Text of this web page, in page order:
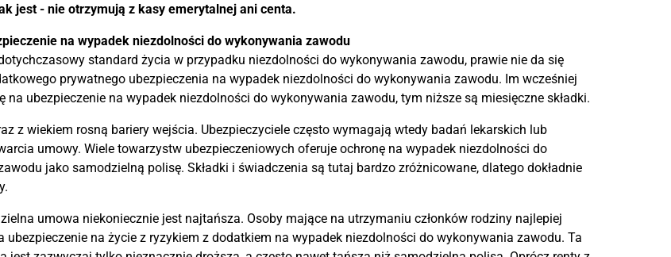
jest - nie otrzymują z kasy emerytalnej ani centa.
na wypadek niezdolności do wykonywania zawodu
standard życia w przypadku niezdolności do wykonywania zawodu, prawie nie da się
prywatnego ubezpieczenia na wypadek niezdolności do wykonywania zawodu. Im wcześniej
na ubezpieczenie na wypadek niezdolności do wykonywania zawodu, tym niższe są miesięczne składki.
z wiekiem rosną bariery wejścia. Ubezpieczyciele często wymagają wtedy badań lekarskich lub
umowy. Wiele towarzystw ubezpieczeniowych oferuje ochronę na wypadek niezdolności do
jako samodzielną polisę. Składki i świadczenia są tutaj bardzo zróżnicowane, dlatego dokładnie
umowa niekoniecznie jest najtańsza. Osoby mające na utrzymaniu członków rodziny najlepiej
ubezpieczenie na życie z ryzykiem z dodatkiem na wypadek niezdolności do wykonywania zawodu. Ta